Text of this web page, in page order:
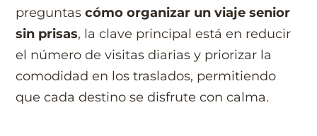
preguntascómo organizar un viaje senior
sin prisas, la clave principal está en reducir
el número de visitas diarias y priorizar la
comodidad en los traslados, permitiendo
que cada destino se disfrute con calma.